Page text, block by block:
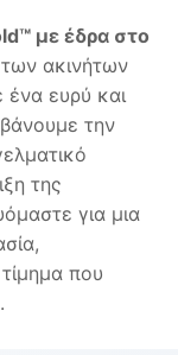
με έδρα στο
των ακινήτων
ευρύ και
την
της
για μια
που